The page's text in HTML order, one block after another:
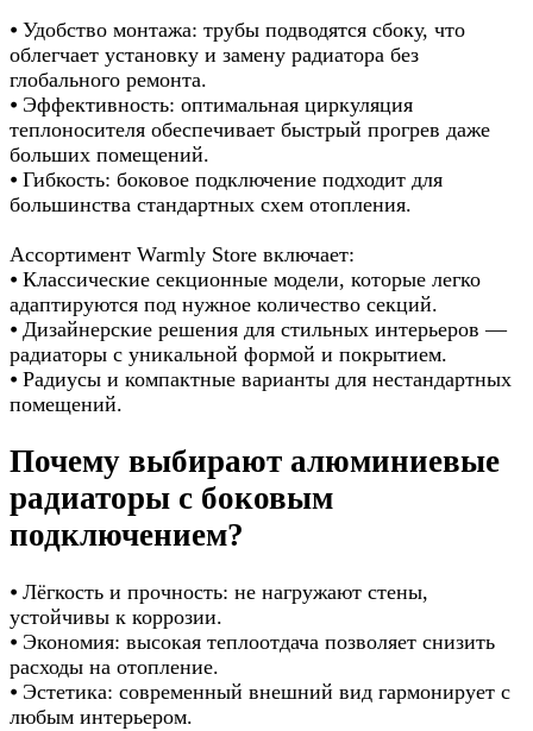
⦁ Удобство монтажа: трубы подводятся сбоку, что
облегчает установку и замену радиатора без
глобального ремонта.
⦁ Эффективность: оптимальная циркуляция
теплоносителя обеспечивает быстрый прогрев даже
больших помещений.
⦁ Гибкость: боковое подключение подходит для
большинства стандартных схем отопления.
Ассортимент Warmly Store включает:
⦁ Классические секционные модели, которые легко
адаптируются под нужное количество секций.
⦁ Дизайнерские решения для стильных интерьеров —
радиаторы с уникальной формой и покрытием.
⦁ Радиусы и компактные варианты для нестандартных
помещений.
Почему выбирают алюминиевые
радиаторы с боковым
подключением?
⦁ Лёгкость и прочность: не нагружают стены,
устойчивы к коррозии.
⦁ Экономия: высокая теплоотдача позволяет снизить
расходы на отопление.
⦁ Эстетика: современный внешний вид гармонирует с
любым интерьером.